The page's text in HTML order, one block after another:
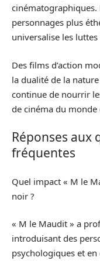
personnages plus
universalise les
Des films d’action
la dualité de la
continue de nourrir
de cinéma du monde
Réponses aux
fréquentes
Quel impact « M le
noir ?
« M le Maudit » a
introduisant des
psychologiques et